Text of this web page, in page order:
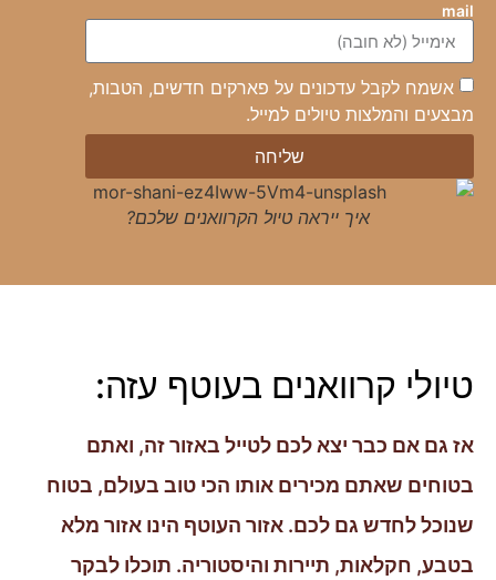
mail
אשמח לקבל עדכונים על פארקים חדשים, הטבות,
מבצעים והמלצות טיולים למייל.
שליחה
איך ייראה טיול הקרוואנים שלכם?
טיולי קרוואנים בעוטף עזה:
אז גם אם כבר יצא לכם לטייל באזור זה, ואתם
בטוחים שאתם מכירים אותו הכי טוב בעולם, בטוח
שנוכל לחדש גם לכם. אזור העוטף הינו אזור מלא
בטבע, חקלאות, תיירות והיסטוריה. תוכלו לבקר